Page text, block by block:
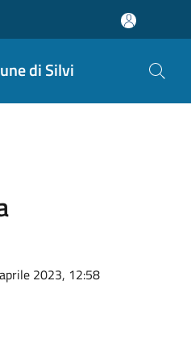
di Silvi
2023, 12:58